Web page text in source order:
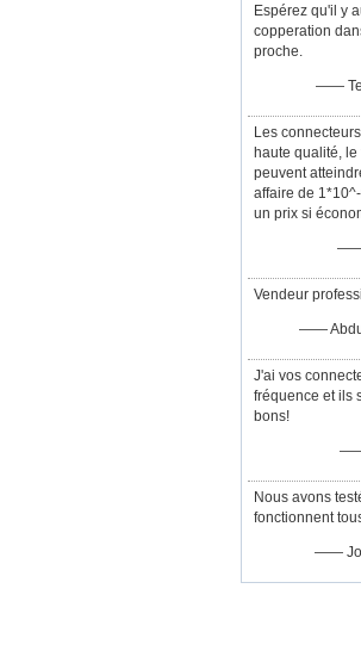
Espérez qu'il y
copperation
proche.
——
Les
haute qualité, le
peuvent
affaire de
un prix si
——
Vendeur
——
J'ai vos
fréquence et ils
bons!
——
Nous avons
fonctionnent
——